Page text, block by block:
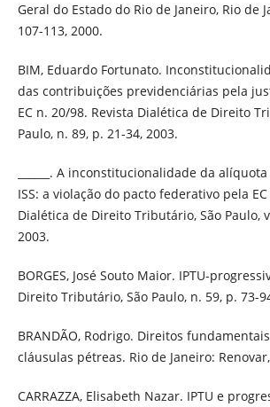
Geral do Estado do Rio de Janeiro, Rio de
107-113, 2000.
BIM, Eduardo Fortunato.
das contribuições previdenciárias pela
EC n. 20/98. Revista Dialética de Direito
Paulo, n. 89, p. 21-34, 2003.
______. A inconstitucionalidade da
ISS: a violação do pacto federativo pela
Dialética de Direito Tributário, São Paulo,
2003.
BORGES, José Souto Maior. IPTU-
Direito Tributário, São Paulo, n. 59, p. 73-
BRANDÃO, Rodrigo. Direitos
cláusulas pétreas. Rio de Janeiro:
CARRAZZA, Elisabeth Nazar. IPTU e